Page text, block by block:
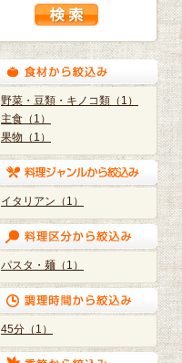
野菜・豆類・キノコ類（1）
主食（1）
果物（1）
イタリアン（1）
パスタ・麺（1）
45分（1）